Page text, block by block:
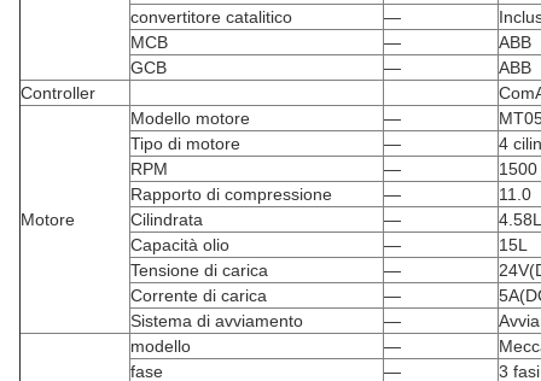
convertitore catalitico
—
MCB
—
ABB
GCB
—
ABB
Controller
Motore
Modello motore —
Tipo di motore
—
4
RPM
—
1500
Rapporto di compressione
—
11.0
Cilindrata
—
4.58L
Capacità olio
—
15L
Tensione di carica
—
Corrente di carica
—
Sistema di avviamento
—
modello —
fase
—
3